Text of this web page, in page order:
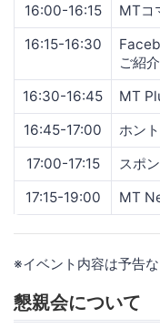
16:00-16:15
MTコ
16:15-16:30
ご紹介
16:30-16:45
MT
16:45-17:00
ホン
17:00-17:15
スポ
17:15-19:00
MT
※イベント内容は予告
懇親会について